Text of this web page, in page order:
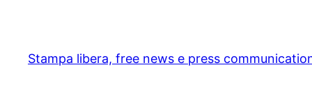
content
Stampa libera, free news e press